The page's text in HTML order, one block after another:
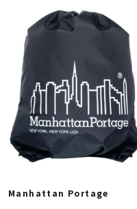
Manhattan Portage